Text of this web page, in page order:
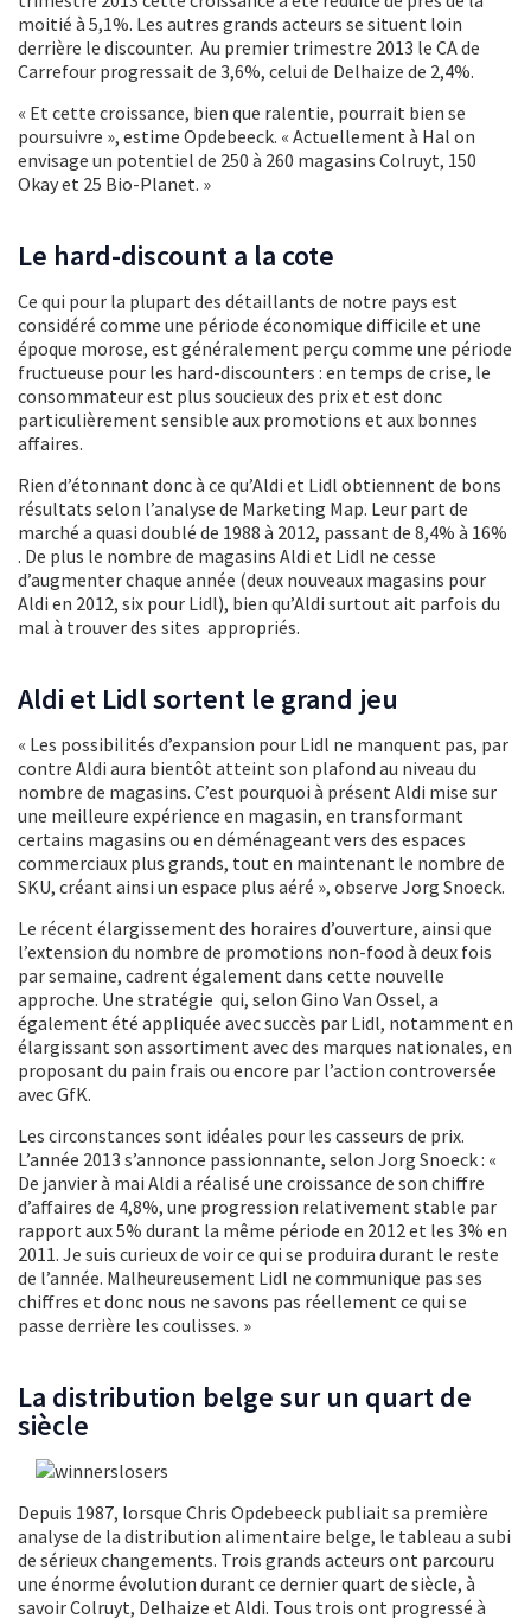
moitié à 5,1%. Les autres grands acteurs se situent loin
derrière le discounter. Au premier trimestre 2013 le CA de
Carrefour progressait de 3,6%, celui de Delhaize de 2,4%.
« Et cette croissance, bien que ralentie, pourrait bien se
poursuivre », estime Opdebeeck. « Actuellement à Hal on
envisage un potentiel de 250 à 260 magasins Colruyt, 150
Okay et 25 Bio-Planet. »
Le hard-discount a la cote
Ce qui pour la plupart des détaillants de notre pays est
considéré comme une période économique difficile et une
époque morose, est généralement perçu comme une période
fructueuse pour les hard-discounters : en temps de crise, le
consommateur est plus soucieux des prix et est donc
particulièrement sensible aux promotions et aux bonnes
affaires.
Rien d’étonnant donc à ce qu’Aldi et Lidl obtiennent de bons
résultats selon l’analyse de Marketing Map. Leur part de
marché a quasi doublé de 1988 à 2012, passant de 8,4% à 16%
. De plus le nombre de magasins Aldi et Lidl ne cesse
d’augmenter chaque année (deux nouveaux magasins pour
Aldi en 2012, six pour Lidl), bien qu’Aldi surtout ait parfois du
mal à trouver des sites appropriés.
Aldi et Lidl sortent le grand jeu
« Les possibilités d’expansion pour Lidl ne manquent pas, par
contre Aldi aura bientôt atteint son plafond au niveau du
nombre de magasins. C’est pourquoi à présent Aldi mise sur
une meilleure expérience en magasin, en transformant
certains magasins ou en déménageant vers des espaces
commerciaux plus grands, tout en maintenant le nombre de
SKU, créant ainsi un espace plus aéré », observe Jorg Snoeck.
Le récent élargissement des horaires d’ouverture, ainsi que
l’extension du nombre de promotions non-food à deux fois
par semaine, cadrent également dans cette nouvelle
approche. Une stratégie qui, selon Gino Van Ossel, a
également été appliquée avec succès par Lidl, notamment en
élargissant son assortiment avec des marques nationales, en
proposant du pain frais ou encore par l’action controversée
avec GfK.
Les circonstances sont idéales pour les casseurs de prix.
L’année 2013 s’annonce passionnante, selon Jorg Snoeck : «
De janvier à mai Aldi a réalisé une croissance de son chiffre
d’affaires de 4,8%, une progression relativement stable par
rapport aux 5% durant la même période en 2012 et les 3% en
2011. Je suis curieux de voir ce qui se produira durant le reste
de l’année. Malheureusement Lidl ne communique pas ses
chiffres et donc nous ne savons pas réellement ce qui se
passe derrière les coulisses. »
La distribution belge sur un quart de
siècle
Depuis 1987, lorsque Chris Opdebeeck publiait sa première
analyse de la distribution alimentaire belge, le tableau a subi
de sérieux changements. Trois grands acteurs ont parcouru
une énorme évolution durant ce dernier quart de siècle, à
savoir Colruyt, Delhaize et Aldi. Tous trois ont progressé à